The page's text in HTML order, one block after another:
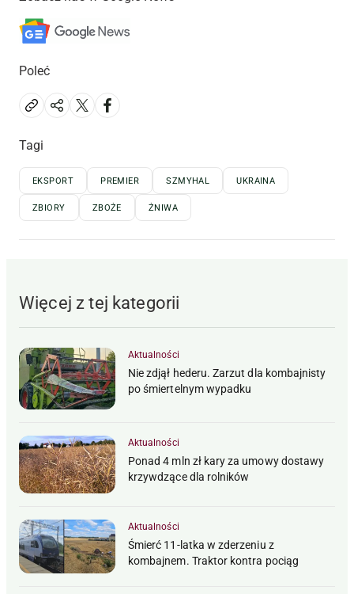
Poleć
Tagi
EKSPORT PREMIER SZMYHAL UKRAINA
ZBIORY ZBOŻE ŻNIWA
Więcej z tej kategorii
Aktualności
Nie zdjął hederu. Zarzut dla kombajnisty
po śmiertelnym wypadku
Aktualności
Ponad 4 mln zł kary za umowy dostawy
krzywdzące dla rolników
Aktualności
Śmierć 11-latka w zderzeniu z
kombajnem. Traktor kontra pociąg